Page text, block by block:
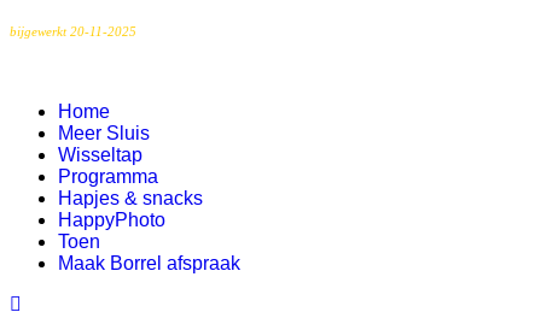
bijgewerkt 20-11-2025
Home
Meer Sluis
Wisseltap
Programma
Hapjes & snacks
HappyPhoto
Toen
Maak Borrel afspraak